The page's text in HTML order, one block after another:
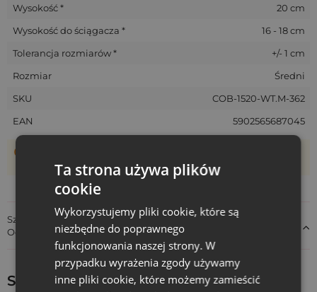
Wysokość *
20 cm
Wysokość do ściągacza *
16 - 18 cm
Tolerancja rozmiarów *
+/- 1 cm
Rozmiar
Średni
SKU
COB-1520-WT.M-362
EAN
5902565687045
może różnić +/- 1 cm
Szczegóły dotyczące zgodności produktu z przepisami:
Odpowiedzialność za produkt
Sprawdź inne ciekawe produkty:
Ta strona używa plików
cookie
Wykorzystujemy pliki cookie, które są
niezbędne do poprawnego
funkcjonowania naszej strony. W
przypadku wyrażenia zgody używamy
inne pliki cookie, które możemy zamieścić